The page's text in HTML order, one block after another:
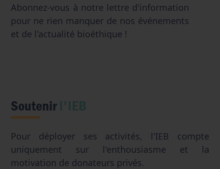
Abonnez-vous à notre lettre d'information
pour ne rien manquer de nos événements
et de l'actualité bioéthique !
Soutenirl'IEB
Pour déployer ses activités, l'IEB compte
uniquement sur l'enthousiasme et la
motivation de donateurs privés.